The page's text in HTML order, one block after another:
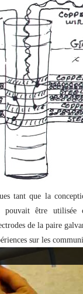
tant que la
pouvait être
de la paire
sur les